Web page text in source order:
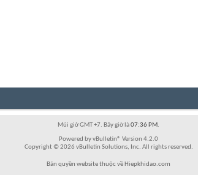
Múi giờ GMT +7. Bây giờ là07:36 PM.
Powered by vBulletin® Version 4.2.0
Copyright © 2026 vBulletin Solutions, Inc. All rights reserved.
Bản quyền website thuộc về Hiepkhidao.com